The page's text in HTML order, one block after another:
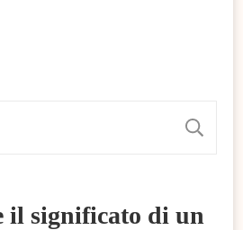
il significato di un